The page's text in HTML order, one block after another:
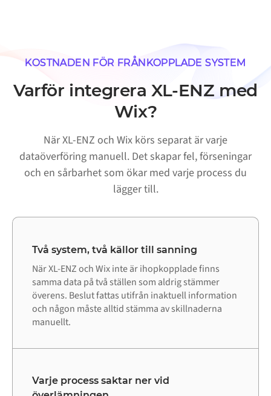
KOSTNADEN FÖR FRÅNKOPPLADE SYSTEM
Varför integrera XL-ENZ med
Wix?
När XL-ENZ och Wix körs separat är varje
dataöverföring manuell. Det skapar fel, förseningar
och en sårbarhet som ökar med varje process du
lägger till.
Två system, två källor till sanning
När XL-ENZ och Wix inte är ihopkopplade finns
samma data på två ställen som aldrig stämmer
överens. Beslut fattas utifrån inaktuell information
och någon måste alltid stämma av skillnaderna
manuellt.
Varje process saktar ner vid